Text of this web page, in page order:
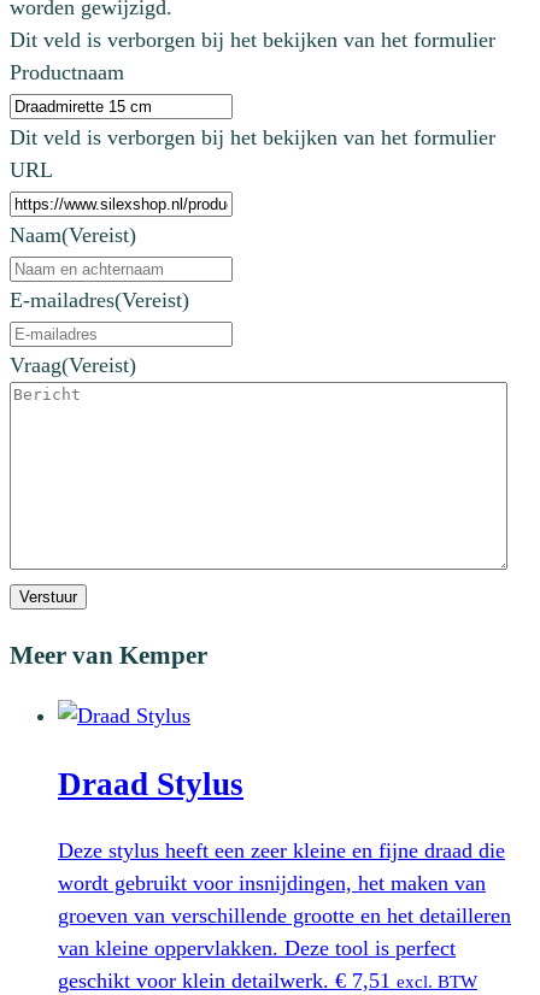
worden gewijzigd.
Dit veld is verborgen bij het bekijken van het formulier
Productnaam
Dit veld is verborgen bij het bekijken van het formulier
URL
Naam(Vereist)
E-mailadres(Vereist)
Vraag(Vereist)
Verstuur
Meer van Kemper
Draad Stylus
Deze stylus heeft een zeer kleine en fijne draad die
wordt gebruikt voor insnijdingen, het maken van
groeven van verschillende grootte en het detailleren
van kleine oppervlakken. Deze tool is perfect
geschikt voor klein detailwerk. € 7,51 excl. BTW